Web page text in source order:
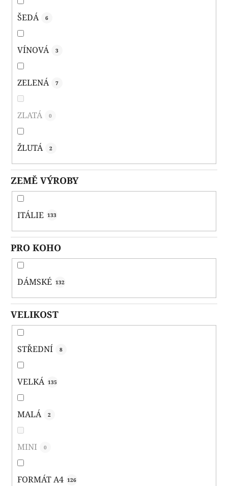
ŠEDÁ 6
VÍNOVÁ 3
ZELENÁ 7
ZLATÁ 0
ŽLUTÁ 2
ZEMĚ VÝROBY
ITÁLIE 133
PRO KOHO
DÁMSKÉ 132
VELIKOST
STŘEDNÍ 8
VELKÁ 135
MALÁ 2
MINI 0
FORMÁT A4 126